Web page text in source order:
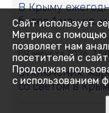
В Крыму
более 1 млн кв.
09 августа 2026, 7:58
Отключения,
со светом в
Сайт использует
Метрика с помощью
позволяет нам
посетителей с
Продолжая
с использованием